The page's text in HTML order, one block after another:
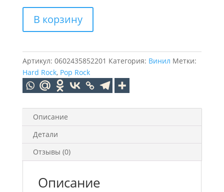
товара
The
Who's
Next
(Half
Speed
(1LP)
В корзину
Артикул: 0602435852201 Категория: Винил Метки:
Hard Rock, Pop Rock
Описание
Детали
Отзывы (0)
Описание